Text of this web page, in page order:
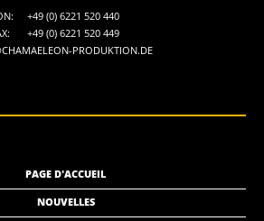
+49 (0) 6221 520 440
+49 (0) 6221 520 449
PRODUKTION.DE
PAGE D'ACCUEIL
NOUVELLES